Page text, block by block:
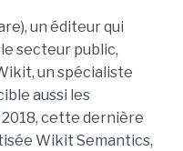
un éditeur qui
secteur public,
un spécialiste
aussi les
cette dernière
Wikit Semantics,